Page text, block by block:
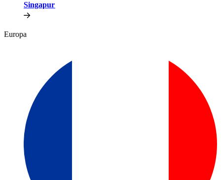
Singapur​​
Europa​​